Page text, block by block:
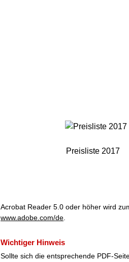
Preisliste 2017
Acrobat Reader 5.0 oder höher wird
www.adobe.com/de
Wichtiger Hinweis
Sollte sich die entsprechende PDF-